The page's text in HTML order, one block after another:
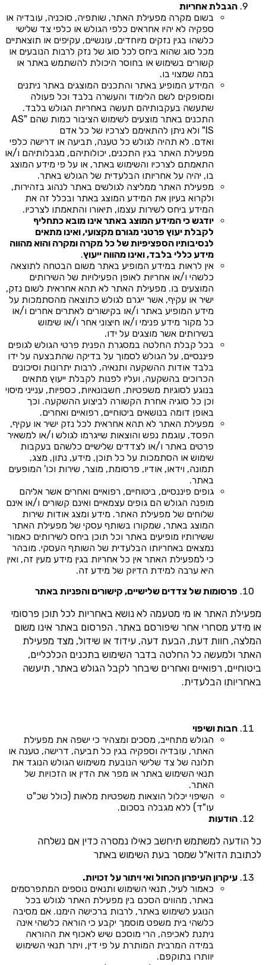
הגבלת אחריות
בשום מקרה מפעילת האתר, שותפיה, סוכניה, עובדיה או
ספקיה לא יהיו אחראים כלפי הגולש או כלפי צד שלישי
כלשהו בגין נזקים מיוחדים, עונשיים, עקיפים או תוצאתיים
מכל סוג שהוא ביחס לכל סוג של נזק לרבות הנובעים או
קשורים בשימוש או בחוסר היכולת להשתמש באתר או
במה שמצוי בו.
המידע המופיע באתר והתכנים המוצגים באתר ניתנים
ומסופקים לשם הלימוד והעשרה בלבד וכל פעולה
שתעשה בעקבותיהם תעשה באחריות הגולש בלבד.
התכנים באתר מוצעים לשימוש הציבור כמות שהם "AS
IS" ולא ניתן להתאימם לצרכיו של כל אדם
ואדם. לא תהיה לגולש כל טענה, תביעה או דרישה כלפי
מפעילת האתר בגין התכנים, יכולותיהם, מגבלותיהם ו/או
התאמתם לצרכיו והשימוש באתר, או על פי מידע המוצג
בו, יהיה על אחריותו הבלעדית של הגולש באתר.
מפעילת האתר ממליצה לגולשים באתר לנהוג בזהירות,
ולקרוא בעיון את המידע המוצג באתר ובכלל זה את
המידע ביחס לשירות עצמו, תיאורו והתאמתו לצרכיו.
יודגש כי המידע המוצג באתר אינו מובא כתחליף
לקבלת יעוץ פרטני מגורם מקצועי, ואינו מתאים
לנסיבותיו הספציפיות של כל מקרה ומקרה והוא מהווה
מידע כללי בלבד, ואינו מהווה ייעוץ.
אין לראות במידע המופיע באתר משום הבטחה לתוצאה
כלשהי ו/או אחריות לאופן הפעילויות של השירותים
המוצעים בו. מפעילת האתר לא תהא אחראית לשום נזק,
ישיר או עקיף, אשר ייגרם לגולש כתוצאה מהסתמכות על
מידע המופיע באתר ו/או בקישורים לאתרים אחרים ו/או
כל מקור מידע פנימי ו/או חיצוני אחר ו/או שימוש
בשירותים אשר מוצגים על ידו.
בכל קבלת החלטה במסגרת הפנית פרטי הגולש לגופים
פיננסיים, על הגולש לסמוך על בדיקה שהתבצעה על ידו
בלבד אודות ההשקעה ותנאיה, לרבות יתרונות וסיכונים
הכרוכים בהשקעה, ועליו לפנות לקבלת ייעוץ מתאים
בנוגע לסוגיות משפטיות, חשבונאיות, כספיות, ענייני מיסוי
וכן כל סוגיה אחרת הקשורה לביצוע ההשקעה. וכך
באופן דומה בנושאים ביטוחיים, רפואיים ואחרים.
מפעילת האתר לא תהא אחראית לכל נזק ישיר או עקיף,
הפסד, עוגמת נפש והוצאות שייגרמו לגולש ו/או למשאיר
פרטים באתר ו/או לצדדים שלישיים כלשהם בעקבות
שימוש או הסתמכות על כל תוכן, מידע, נתון, מצג,
תמונה, וידאו, אודיו, פרסומת, מוצר, שירות וכו' המופעים
באתר.
גופים פיננסיים, ביטוחיים, רפואיים ואחרים אשר אליהם
מופנה הגולש הם גופים עצמאיים ואינם קשורים ו/או אינם
שלוחים של מפעילת האתר. מידע ומצג אודות שירות
המוצג באתר, שמקורו בשותף עסקי של מפעילת האתר
ששירותיו מופיעים באתר וכל תוכן ביחס לשירותים כאמור
נמצאים באחריותו הבלעדית של השותף העסקי. מובהר
כי למפעילת האתר אין כל אחריות בגין מידע מעין זה, ואין
היא ערבה למידת הדיוק של מידע זה.
פרסומות של צדדים שלישיים, קישורים והפניות באתר
מפעילת האתר או מי מטעמה לא נושא באחריות לכל תוכן פרסומי
או מידע מסחרי אחר שיפורסם באתר. הפרסום באתר אינו משום
המלצה, חוות דעת, הבעת דעה, עידוד או שידול, מצד מפעילת
האתר ולמעשה כל החלטה בדבר השימוש בתכנים הכלכליים,
ביטוחיים, רפואיים ואחרים שיבחר לקבל הגולש באתר, תיעשה
באחריותו הבלעדית.
חבות ושיפוי
הגולש מתחייב, מסכים ומצהיר כי ישפה את מפעילת
האתר, עובדיה וספקיה בגין כל תביעה, דרישה, טענה או
תלונה של צד שלישי הנובעת משימוש הגולש הנוגד את
תנאי השימוש באתר או מפר את הדין או הזכויות של
האתר.
השיפוי יכלול הוצאות משפטיות מלאות (כולל שכ"ט
עו"ד) ללא מגבלה בסכום.
הודעות
כל הודעה למשתמש תיחשב כאילו נמסרה כדין אם נשלחה
לכתובת הדוא"ל שמסר בעת השימוש באתר
עיקרון העיפרון הכחול ואי ויתור על זכויות.
כאמור לעיל, תנאי השימוש ותנאים נוספים המתפרסמים
באתר, מהווים הסכם בין מפעילת האתר לגולש בכל
הנוגע לשימוש באתר, לרבות ברכישה הימנו. אם מסיבה
כלשהי בית משפט מוסמך יקבע כי הוראה כלשהי אינה
ניתנת לאכיפה, הרי מוסכם שיש לאכוף את ההוראה
במידה המרבית המותרת על פי דין, ויתר תנאי השימוש
יוותרו בתוקפם.